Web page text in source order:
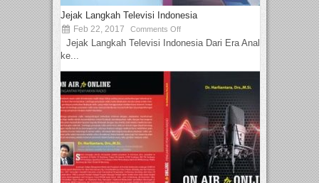
Jejak Langkah Televisi Indonesia
Feb 22, 2017 Comments Off
Jejak Langkah Televisi Indonesia Dari Era Analog
ke...